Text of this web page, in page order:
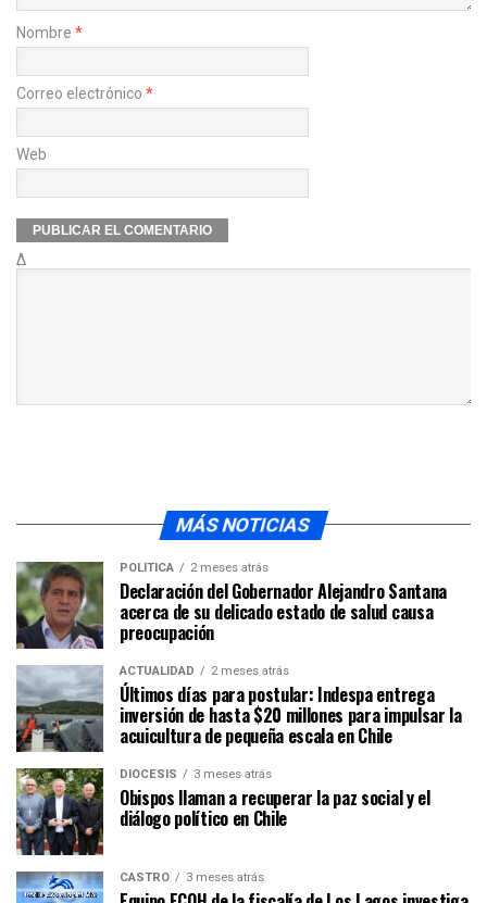
Nombre *
Correo electrónico *
Web
Δ
MÁS NOTICIAS
POLÍTICA 2 meses atrás
Declaración del Gobernador Alejandro Santana
acerca de su delicado estado de salud causa
preocupación
ACTUALIDAD 2 meses atrás
Últimos días para postular: Indespa entrega
inversión de hasta $20 millones para impulsar la
acuicultura de pequeña escala en Chile
DIÓCESIS 3 meses atrás
Obispos llaman a recuperar la paz social y el
diálogo político en Chile
CASTRO 3 meses atrás